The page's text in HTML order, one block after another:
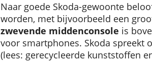
Naar goede Skoda-gewoonte
worden, met bijvoorbeeld een
zwevende middenconsole is
voor smartphones. Skoda spreekt
(lees: gerecycleerde kunststoffen